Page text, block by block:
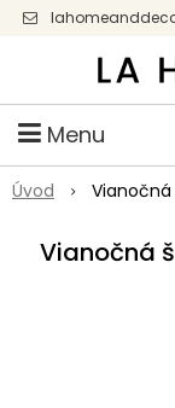
Menu
Úvod
Vianočná